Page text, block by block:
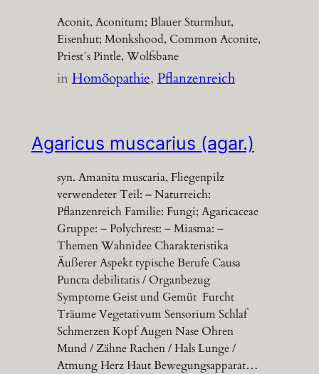
Aconit, Aconitum; Blauer Sturmhut,
Eisenhut; Monkshood, Common Aconite,
Priest´s Pintle, Wolfsbane
inHomöopathie, Pflanzenreich
Agaricus muscarius (agar.)
syn. Amanita muscaria, Fliegenpilz
verwendeter Teil: – Naturreich:
Pflanzenreich Familie: Fungi; Agaricaceae
Gruppe: – Polychrest: – Miasma: –
Themen Wahnidee Charakteristika
Äußerer Aspekt typische Berufe Causa
Puncta debilitatis / Organbezug
Symptome Geist und Gemüt Furcht
Träume Vegetativum Sensorium Schlaf
Schmerzen Kopf Augen Nase Ohren
Mund / Zähne Rachen / Hals Lunge /
Atmung Herz Haut Bewegungsapparat…